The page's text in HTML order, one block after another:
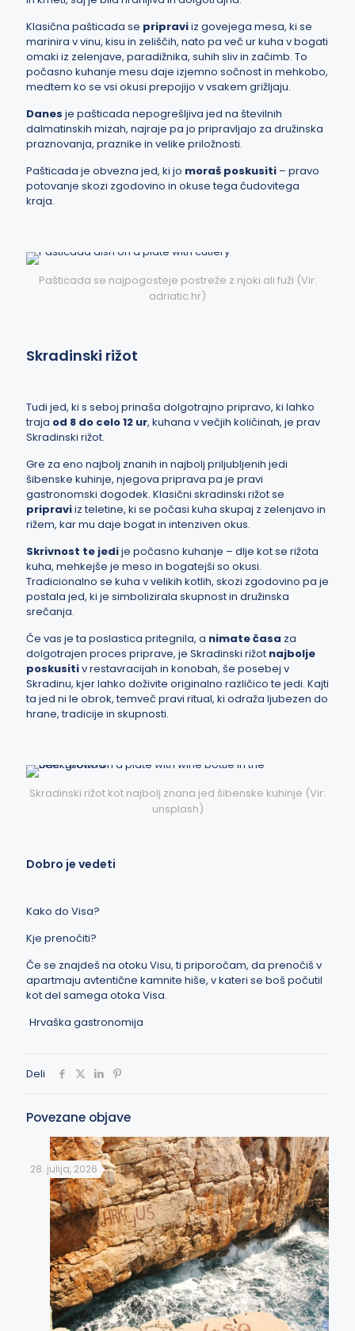
Klasična pašticada se pripraviiz govejega mesa, ki se
marinira v vinu, kisu in zeliščih, nato pa več ur kuha v bogati
omaki iz zelenjave, paradižnika, suhih sliv in začimb. To
počasno kuhanje mesu daje izjemno sočnost in mehkobo,
medtem ko se vsi okusi prepojijo v vsakem grižljaju.
Danes je pašticada nepogrešljiva jed na številnih
dalmatinskih mizah, najraje pa jo pripravljajo za družinska
praznovanja, praznike in velike priložnosti.
Pašticada je obvezna jed, ki jo moraš poskusiti – pravo
potovanje skozi zgodovino in okuse tega čudovitega
kraja.
Pašticada se najpogosteje postreže z njoki ali fuži (Vir:
adriatic.hr)
Skradinski rižot
Tudi jed, ki s seboj prinaša dolgotrajno pripravo, ki lahko
traja od 8 do celo 12 ur, kuhana v večjih količinah, je prav
Skradinski rižot.
Gre za eno najbolj znanih in najbolj priljubljenih jedi
šibenske kuhinje, njegova priprava pa je pravi
gastronomski dogodek. Klasični skradinski rižot se
pripraviiz teletine, ki se počasi kuha skupaj z zelenjavo in
rižem, kar mu daje bogat in intenziven okus.
Skrivnost te jedije počasno kuhanje – dlje kot se rižota
kuha, mehkejše je meso in bogatejši so okusi.
Tradicionalno se kuha v velikih kotlih, skozi zgodovino pa je
postala jed, ki je simbolizirala skupnost in družinska
srečanja.
Če vas je ta poslastica pritegnila, a nimate časa za
dolgotrajen proces priprave, je Skradinski rižot najbolje
poskusitiv restavracijah in konobah, še posebej v
Skradinu, kjer lahko doživite originalno različico te jedi. Kajti
ta jed ni le obrok, temveč pravi ritual, ki odraža ljubezen do
hrane, tradicije in skupnosti.
Skradinski rižot kot najbolj znana jed šibenske kuhinje (Vir:
unsplash)
Dobro je vedeti
Kako do Visa?
Kje prenočiti?
Če se znajdeš na otoku Visu, ti priporočam, da prenočiš v
apartmaju avtentične kamnite hiše, v kateri se boš počutil
kot del samega otoka Visa.
Hrvaška gastronomija
Deli
Povezane objave
28. julija, 2026